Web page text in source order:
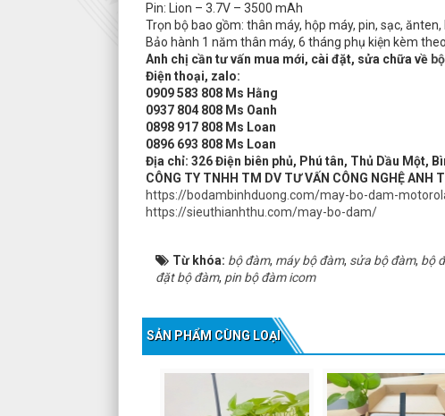
Pin: Lion – 3.7V – 3500 mAh
Trọn bộ bao gồm: thân máy, hộp máy, pin, sạc, ănten,
Bảo hành 1 năm thân máy, 6 tháng phụ kiện kèm theo
Anh chị cần tư vấn mua mới, cài đặt, sửa chữa về
Điện thoại, zalo:
0909 583 808 Ms Hằng
0937 804 808 Ms Oanh
0898 917 808 Ms Loan
0896 693 808 Ms Loan
Địa chỉ: 326 Điện biên phủ, Phú tân, Thủ Dầu Một,
CÔNG TY TNHH TM DV TƯ VẤN CÔNG NGHỆ ANH
https://bodambinhduong.com/may-bo-dam-
https://sieuthianhthu.com/may-bo-dam/
Từ khóa: bộ đàm, máy bộ đàm, sửa bộ đàm, bộ
đặt bộ đàm, pin bộ đàm icom
SẢN PHẨM CÙNG LOẠI